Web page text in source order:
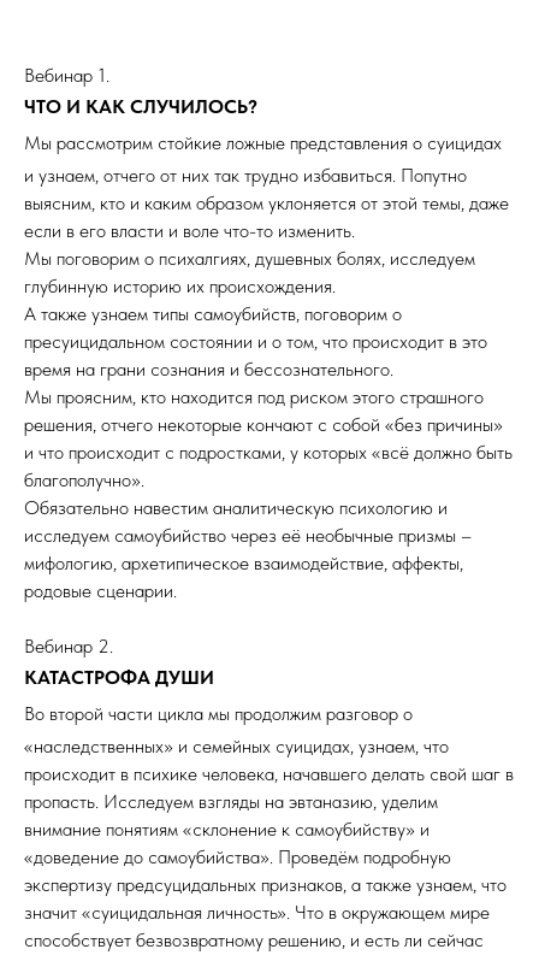
Вебинар 1.
ЧТО И КАК СЛУЧИЛОСЬ?
Мы рассмотрим стойкие ложные представления о суицидах
и узнаем, отчего от них так трудно избавиться. Попутно
выясним, кто и каким образом уклоняется от этой темы, даже
если в его власти и воле что-то изменить.
Мы поговорим о психалгиях, душевных болях, исследуем
глубинную историю их происхождения.
А также узнаем типы самоубийств, поговорим о
пресуицидальном состоянии и о том, что происходит в это
время на грани сознания и бессознательного.
Мы проясним, кто находится под риском этого страшного
решения, отчего некоторые кончают с собой «без причины»
и что происходит с подростками, у которых «всё должно быть
благополучно».
Обязательно навестим аналитическую психологию и
исследуем самоубийство через её необычные призмы –
мифологию, архетипическое взаимодействие, аффекты,
родовые сценарии.
Вебинар 2.
КАТАСТРОФА ДУШИ
Во второй части цикла мы продолжим разговор о
«наследственных» и семейных суицидах, узнаем, что
происходит в психике человека, начавшего делать свой шаг в
пропасть. Исследуем взгляды на эвтаназию, уделим
внимание понятиям «склонение к самоубийству» и
«доведение до самоубийства». Проведём подробную
экспертизу предсуцидальных признаков, а также узнаем, что
значит «суицидальная личность». Что в окружающем мире
способствует безвозвратному решению, и есть ли сейчас